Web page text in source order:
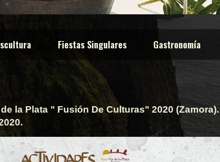
Fiestas Singulares Gastronomía
la Plata " Fusión De Culturas" 2020